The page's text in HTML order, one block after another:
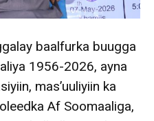
baalfurka buugga
1956-2026, ayna
mas’uuliyiin ka
Af Soomaaliga,